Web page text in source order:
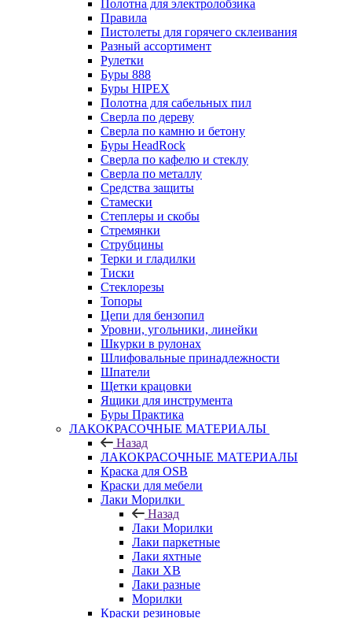
Полотна для электролобзика
Правила
Пистолеты для горячего склеивания
Разный ассортимент
Рулетки
Буры 888
Буры HIPEX
Полотна для сабельных пил
Сверла по дереву
Сверла по камню и бетону
Буры HeadRock
Сверла по кафелю и стеклу
Сверла по металлу
Средства защиты
Стамески
Степлеры и скобы
Стремянки
Струбцины
Терки и гладилки
Тиски
Стеклорезы
Топоры
Цепи для бензопил
Уровни, угольники, линейки
Шкурки в рулонах
Шлифовальные принадлежности
Шпатели
Щетки крацовки
Ящики для инструмента
Буры Практика
ЛАКОКРАСОЧНЫЕ МАТЕРИАЛЫ
Назад
ЛАКОКРАСОЧНЫЕ МАТЕРИАЛЫ
Краска для OSB
Краски для мебели
Лаки Морилки
Назад
Лаки Морилки
Лаки паркетные
Лаки яхтные
Лаки ХВ
Лаки разные
Морилки
Краски резиновые